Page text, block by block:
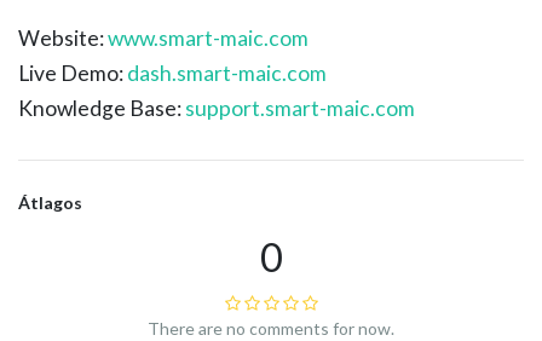
Website:www.smart-maic.com
Live Demo:dash.smart-maic.com
Knowledge Base:support.smart-maic.com
Átlagos
0
There are no comments for now.